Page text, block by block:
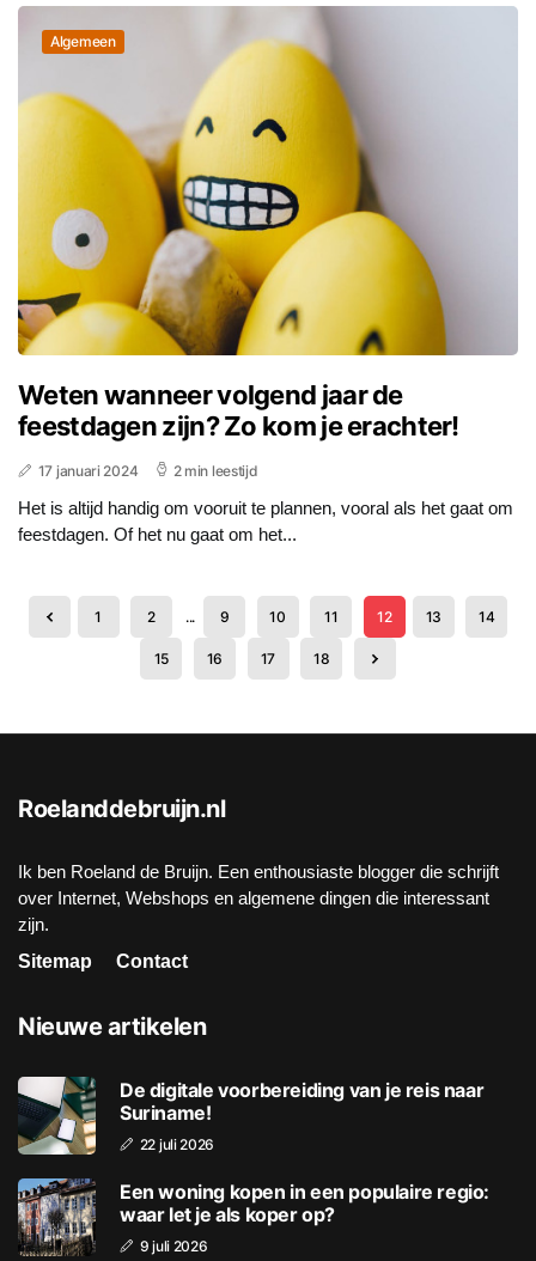
Algemeen
Weten wanneer volgend jaar de
feestdagen zijn? Zo kom je erachter!
17 januari 2024 2 min leestijd
Het is altijd handig om vooruit te plannen, vooral als het gaat om
feestdagen. Of het nu gaat om het...
1 2 ... 9 10 11 12 13 14
15 16 17 18
Roelanddebruijn.nl
Ik ben Roeland de Bruijn. Een enthousiaste blogger die schrijft
over Internet, Webshops en algemene dingen die interessant
zijn.
Sitemap
Contact
Nieuwe artikelen
De digitale voorbereiding van je reis naar
Suriname!
22 juli 2026
Een woning kopen in een populaire regio:
waar let je als koper op?
9 juli 2026